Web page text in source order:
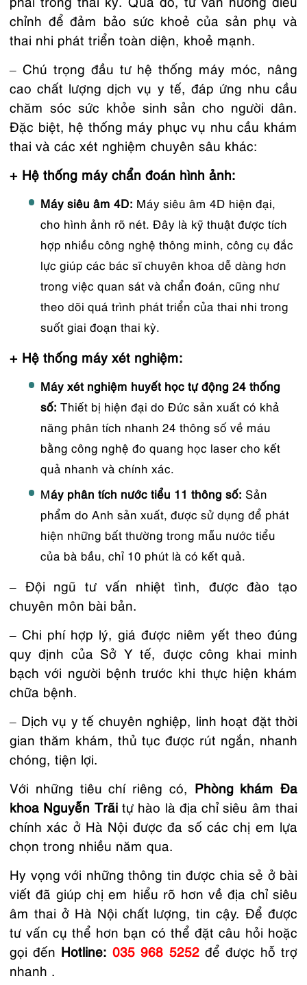
chỉnh để đảm bảo sức khoẻ của sản phụ và
thai nhi phát triển toàn diện, khoẻ mạnh.
– Chú trọng đầu tư hệ thống máy móc, nâng
cao chất lượng dịch vụ y tế, đáp ứng nhu cầu
chăm sóc sức khỏe sinh sản cho người dân.
Đặc biệt, hệ thống máy phục vụ nhu cầu khám
thai và các xét nghiệm chuyên sâu khác:
+ Hệ thống máy chẩn đoán hình ảnh:
Máy siêu âm 4D: Máy siêu âm 4D hiện đại,
cho hình ảnh rõ nét. Đây là kỹ thuật được tích
hợp nhiều công nghệ thông minh, công cụ đắc
lực giúp các bác sĩ chuyên khoa dễ dàng hơn
trong việc quan sát và chẩn đoán, cũng như
theo dõi quá trình phát triển của thai nhi trong
suốt giai đoạn thai kỳ.
+ Hệ thống máy xét nghiệm:
Máy xét nghiệm huyết học tự động 24 thống
số: Thiết bị hiện đại do Đức sản xuất có khả
năng phân tích nhanh 24 thông số về máu
bằng công nghệ đo quang học laser cho kết
quả nhanh và chính xác.
Máy phân tích nước tiểu 11 thông số: Sản
phẩm do Anh sản xuất, được sử dụng để phát
hiện những bất thường trong mẫu nước tiểu
của bà bầu, chỉ 10 phút là có kết quả.
– Đội ngũ tư vấn nhiệt tình, được đào tạo
chuyên môn bài bản.
– Chi phí hợp lý, giá được niêm yết theo đúng
quy định của Sở Y tế, được công khai minh
bạch với người bệnh trước khi thực hiện khám
chữa bệnh.
– Dịch vụ y tế chuyên nghiệp, linh hoạt đặt thời
gian thăm khám, thủ tục được rút ngắn, nhanh
chóng, tiện lợi.
Với những tiêu chí riêng có, Phòng khám Đa
khoa Nguyễn Trãitự hào là địa chỉ siêu âm thai
chính xác ở Hà Nội được đa số các chị em lựa
chọn trong nhiều năm qua.
Hy vọng với những thông tin được chia sẻ ở bài
viết đã giúp chị em hiểu rõ hơn về địa chỉ siêu
âm thai ở Hà Nội chất lượng, tin cậy. Để được
tư vấn cụ thể hơn bạn có thể đặt câu hỏi hoặc
gọi đến Hotline:035 968 5252để được hỗ trợ
nhanh .